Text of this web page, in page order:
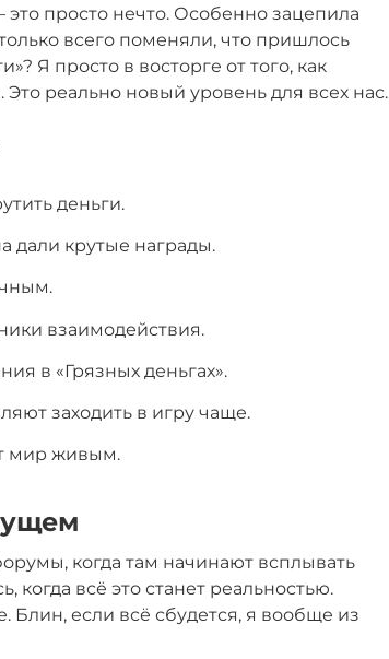
просто нечто. Особенно зацепила
всего поменяли, что пришлось
Я просто в восторге от того, как
реально новый уровень для всех нас.
деньги.
дали крутые награды.
взаимодействия.
в «Грязных деньгах».
заходить в игру чаще.
мир живым.
когда там начинают всплывать
когда всё это станет реальностью.
Блин, если всё сбудется, я вообще из